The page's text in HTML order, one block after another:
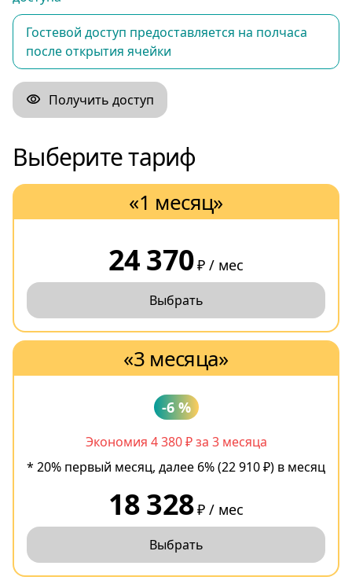
Выберите тариф
«1 месяц»
24 370₽ / мес
Выбрать
«3 месяца»
-6 %
Экономия 4 380 ₽ за 3 месяца
* 20% первый месяц, далее 6% (22 910 ₽) в месяц
18 328₽ / мес
Выбрать
Гостевой доступ предоставляется на полчаса
после открытия ячейки
Получить доступ